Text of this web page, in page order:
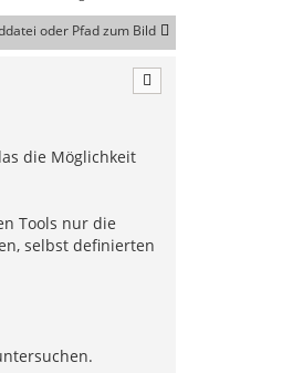
oder Pfad zum Bild
die Möglichkeit
Tools nur die
selbst definierten